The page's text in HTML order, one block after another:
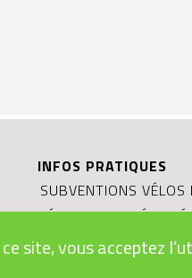
INFOS PRATIQUES
SUBVENTIONS VÉLOS
LÉGISLATION VÉLOS
MODES D’EMPLOI
site, vous acceptez